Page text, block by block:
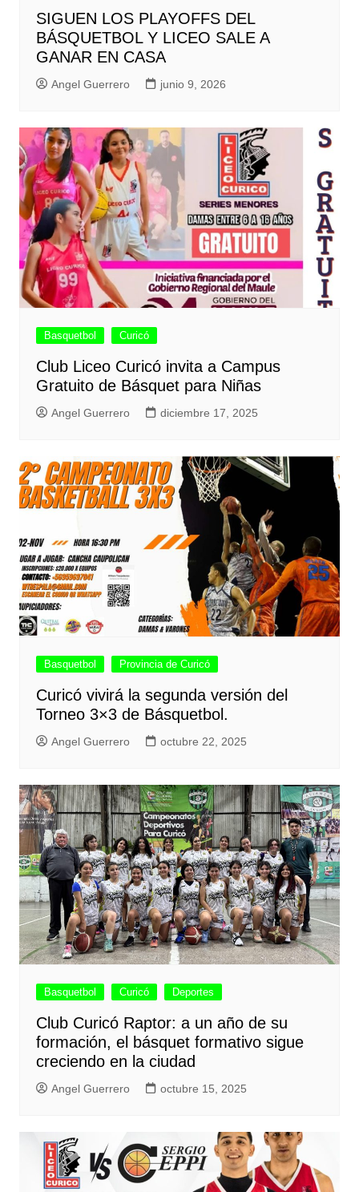
SIGUEN LOS PLAYOFFS DEL
BÁSQUETBOL Y LICEO SALE A
GANAR EN CASA
Angel Guerrero junio 9, 2026
Basquetbol Curicó
Club Liceo Curicó invita a Campus
Gratuito de Básquet para Niñas
Angel Guerrero diciembre 17, 2025
Basquetbol Provincia de Curicó
Curicó vivirá la segunda versión del
Torneo 3×3 de Básquetbol.
Angel Guerrero octubre 22, 2025
Basquetbol Curicó Deportes
Club Curicó Raptor: a un año de su
formación, el básquet formativo sigue
creciendo en la ciudad
Angel Guerrero octubre 15, 2025